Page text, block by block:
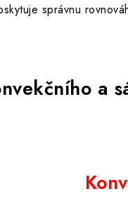
správnu
a